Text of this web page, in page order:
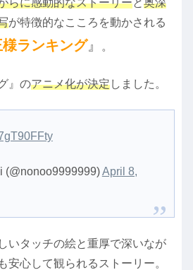
らに感動的なストーリーと奥深
が特徴的なこころを動かされる
様ランキング』 。
』のアニメ化が決定しました。
April 8,
いタッチの絵と重厚で深いなが
安心して観られるストーリー。